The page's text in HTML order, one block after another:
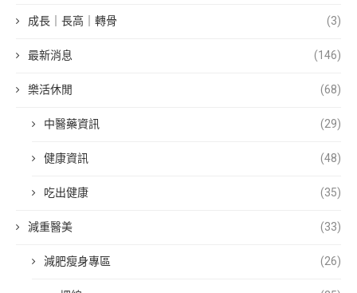
成長｜長高｜轉骨 (3)
最新消息 (146)
樂活休閒 (68)
中醫藥資訊 (29)
健康資訊 (48)
吃出健康 (35)
減重醫美 (33)
減肥瘦身專區 (26)